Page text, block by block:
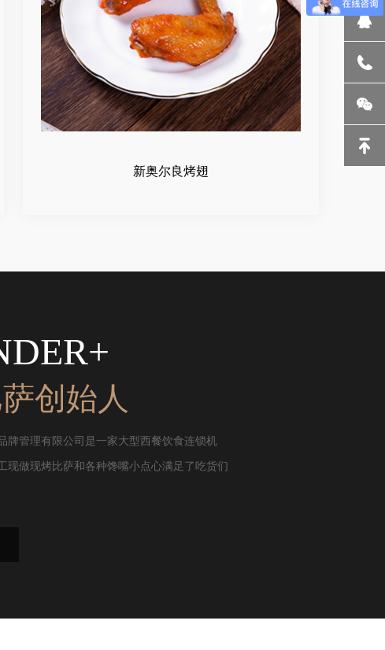
新奥尔良烤翅
创始人
牌管理有限公司是一家大型西餐饮食连锁机
现做现烤比萨和各种馋嘴小点心满足了吃货们